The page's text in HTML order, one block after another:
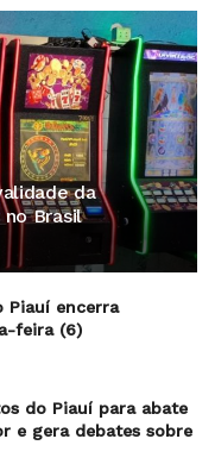
da
Brasil
Piauí encerra
feira (6)
do Piauí para abate
e gera debates sobre